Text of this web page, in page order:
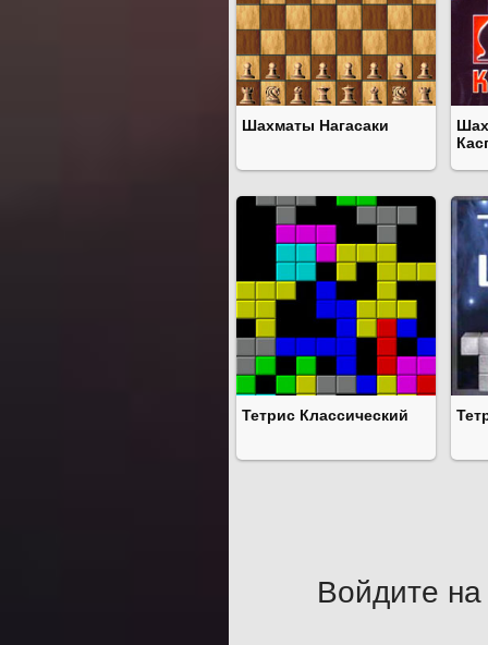
Шахматы Нагасаки
Тетрис Классический
Войдите на